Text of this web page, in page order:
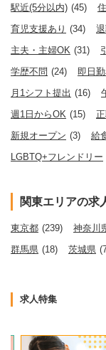
駅近(5分以内) (45)
育児支援あり (34)
主夫・主婦OK (31)
学歴不問 (24) 即日
月1シフト提出 (16)
週1日からOK (15)
新規オープン (3) 給
LGBTQ+フレンドリー
関東エリアの求
東京都 (239) 神奈川
群馬県 (18) 茨城県
求人特集